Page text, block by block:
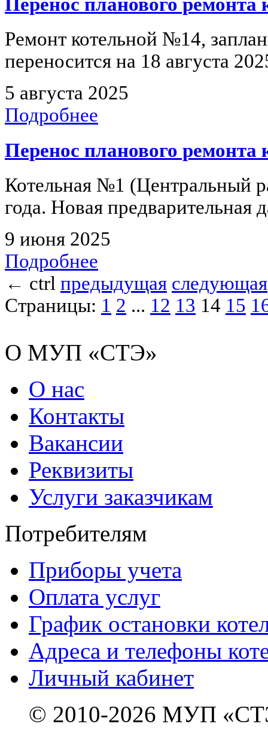
Ремонт котельной №14,
переносится на 18 августа
5 августа 2025
Подробнее
Перенос планового
Котельная №1 (Центральный
года. Новая предварительная
9 июня 2025
Подробнее
← ctrl предыдущая следующая
Страницы: 1 2 ... 12 13 14 15
О МУП «СТЭ»
О нас
Контакты
Вакансии
Реквизиты
Услуги заказчикам
Потребителям
Приборы учета
Оплата услуг
График остановки
Адреса и телефоны
Личный кабинет
© 2010-2026 МУП